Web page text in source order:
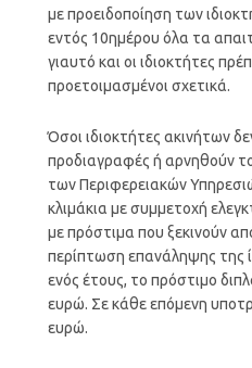
με προειδοποίηση των
εντός 10ημέρου όλα τα
γιαυτό και οι ιδιοκτήτες
προετοιμασμένοι σχετικά.
Όσοι ιδιοκτήτες ακινήτων
προδιαγραφές ή αρνηθούν
των Περιφερειακών
κλιμάκια με συμμετοχή
με πρόστιμα που ξεκινούν
περίπτωση επανάληψης της
ενός έτους, το πρόστιμο
ευρώ. Σε κάθε επόμενη
ευρώ.